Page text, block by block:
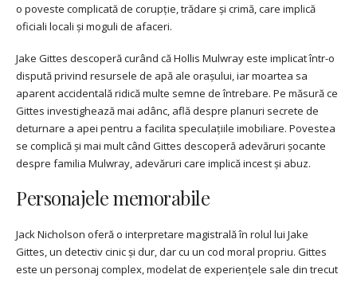
o poveste complicată de corupție, trădare și crimă, care implică
oficiali locali și moguli de afaceri.
Jake Gittes descoperă curând că Hollis Mulwray este implicat într-o
dispută privind resursele de apă ale orașului, iar moartea sa
aparent accidentală ridică multe semne de întrebare. Pe măsură ce
Gittes investighează mai adânc, află despre planuri secrete de
deturnare a apei pentru a facilita speculațiile imobiliare. Povestea
se complică și mai mult când Gittes descoperă adevăruri șocante
despre familia Mulwray, adevăruri care implică incest și abuz.
Personajele memorabile
Jack Nicholson oferă o interpretare magistrală în rolul lui Jake
Gittes, un detectiv cinic și dur, dar cu un cod moral propriu. Gittes
este un personaj complex, modelat de experiențele sale din trecut